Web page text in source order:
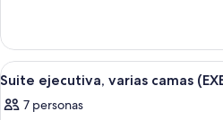
Queen
size
(PREMIER
TWO
superior,
camas
size
Abrir
todas
las
8
Suite ejecutiva, varias camas
7 personas